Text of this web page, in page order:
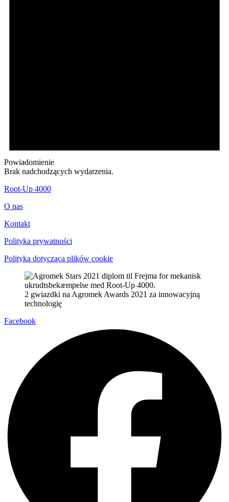
Powiadomienie
Brak nadchodzących wydarzenia.
Root-Up 4000
O nas
Kontakt
Polityka prywatności
Polityka dotycząca plików cookie
2 gwiazdki na Agromek Awards 2021 za innowacyjną
technologię
Facebook